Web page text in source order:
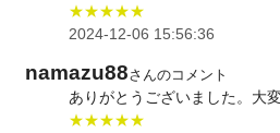
★★★★★
2024-12-06 15:56:36
namazu88さんのコメント
ありがとうございました。大
★★★★★